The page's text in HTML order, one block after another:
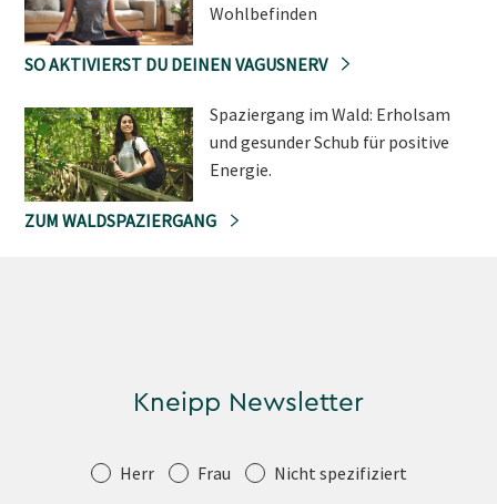
Wohlbefinden
SO AKTIVIERST DU DEINEN VAGUSNERV
Spaziergang im Wald: Erholsam
und gesunder Schub für positive
Energie.
ZUM WALDSPAZIERGANG
Kneipp Newsletter
Anrede Herr Frau Nicht spezifiziert